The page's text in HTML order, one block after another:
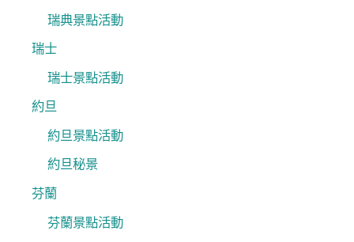
瑞典景點活動
瑞士
瑞士景點活動
約旦
約旦景點活動
約旦秘景
芬蘭
芬蘭景點活動